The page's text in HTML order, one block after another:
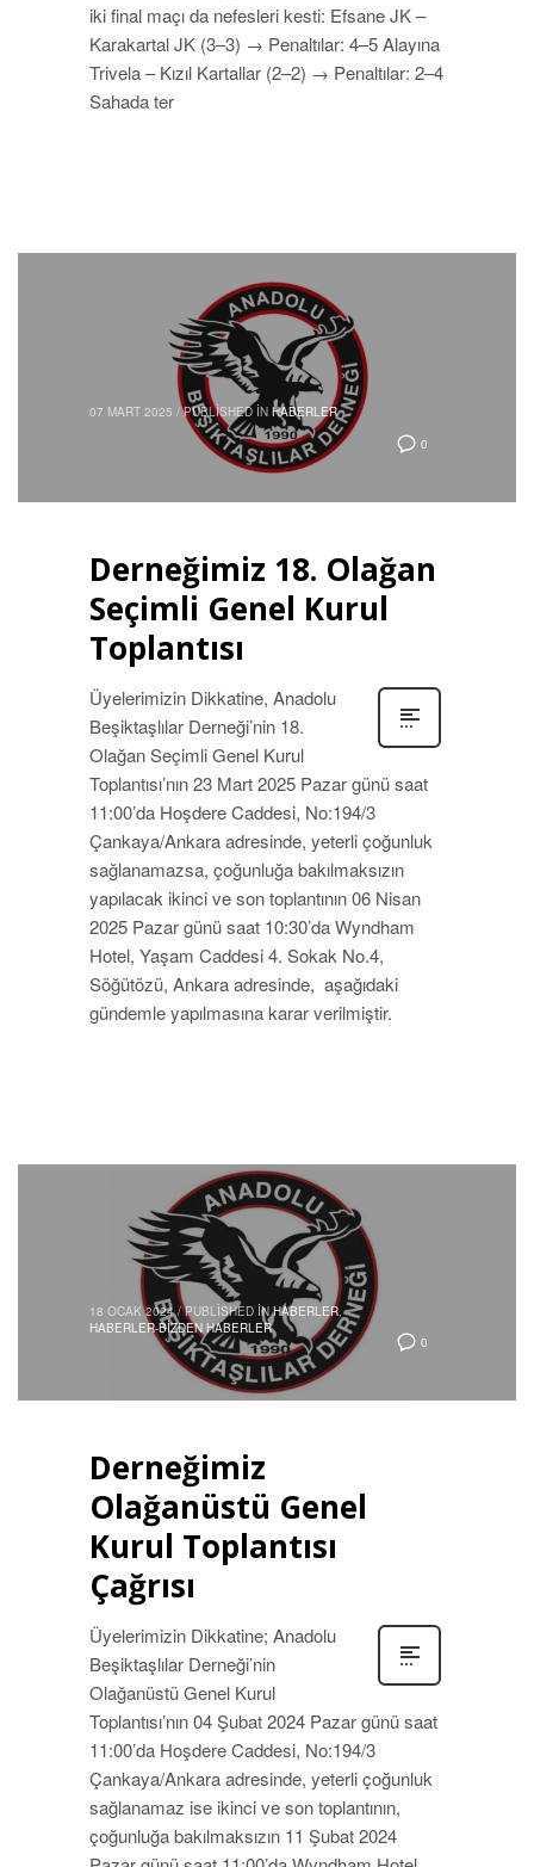
iki final maçı da nefesleri kesti: Efsane JK –
Karakartal JK (3–3) → Penaltılar: 4–5 Alayına
Trivela – Kızıl Kartallar (2–2) → Penaltılar: 2–4
Sahada ter
0
07 MART 2025 / PUBLISHED IN HABERLER
Derneğimiz 18. Olağan
Seçimli Genel Kurul
Toplantısı
Üyelerimizin Dikkatine, Anadolu
Beşiktaşlılar Derneği’nin 18.
Olağan Seçimli Genel Kurul
Toplantısı’nın 23 Mart 2025 Pazar günü saat
11:00’da Hoşdere Caddesi, No:194/3
Çankaya/Ankara adresinde, yeterli çoğunluk
sağlanamazsa, çoğunluğa bakılmaksızın
yapılacak ikinci ve son toplantının 06 Nisan
2025 Pazar günü saat 10:30’da Wyndham
Hotel, Yaşam Caddesi 4. Sokak No.4,
Söğütözü, Ankara adresinde, aşağıdaki
gündemle yapılmasına karar verilmiştir.
0
18 OCAK 2024 / PUBLISHED IN HABERLER,
HABERLER-BIZDEN HABERLER
Derneğimiz
Olağanüstü Genel
Kurul Toplantısı
Çağrısı
Üyelerimizin Dikkatine; Anadolu
Beşiktaşlılar Derneği’nin
Olağanüstü Genel Kurul
Toplantısı’nın 04 Şubat 2024 Pazar günü saat
11:00’da Hoşdere Caddesi, No:194/3
Çankaya/Ankara adresinde, yeterli çoğunluk
sağlanamaz ise ikinci ve son toplantının,
çoğunluğa bakılmaksızın 11 Şubat 2024